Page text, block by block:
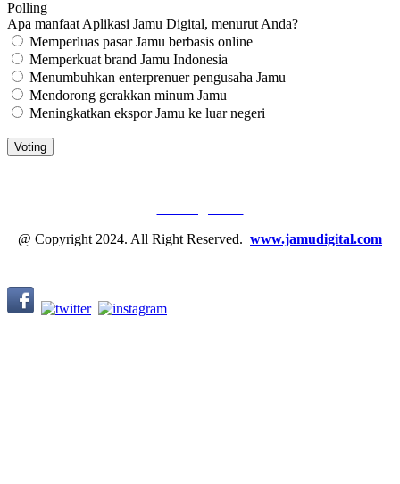
Polling
Apa manfaat Aplikasi Jamu Digital, menurut Anda?
Memperluas pasar Jamu berbasis online
Memperkuat brand Jamu Indonesia
Menumbuhkan enterprenuer pengusaha Jamu
Mendorong gerakkan minum Jamu
Meningkatkan ekspor Jamu ke luar negeri
@ Copyright 2024. All Right Reserved. www.jamudigital.com